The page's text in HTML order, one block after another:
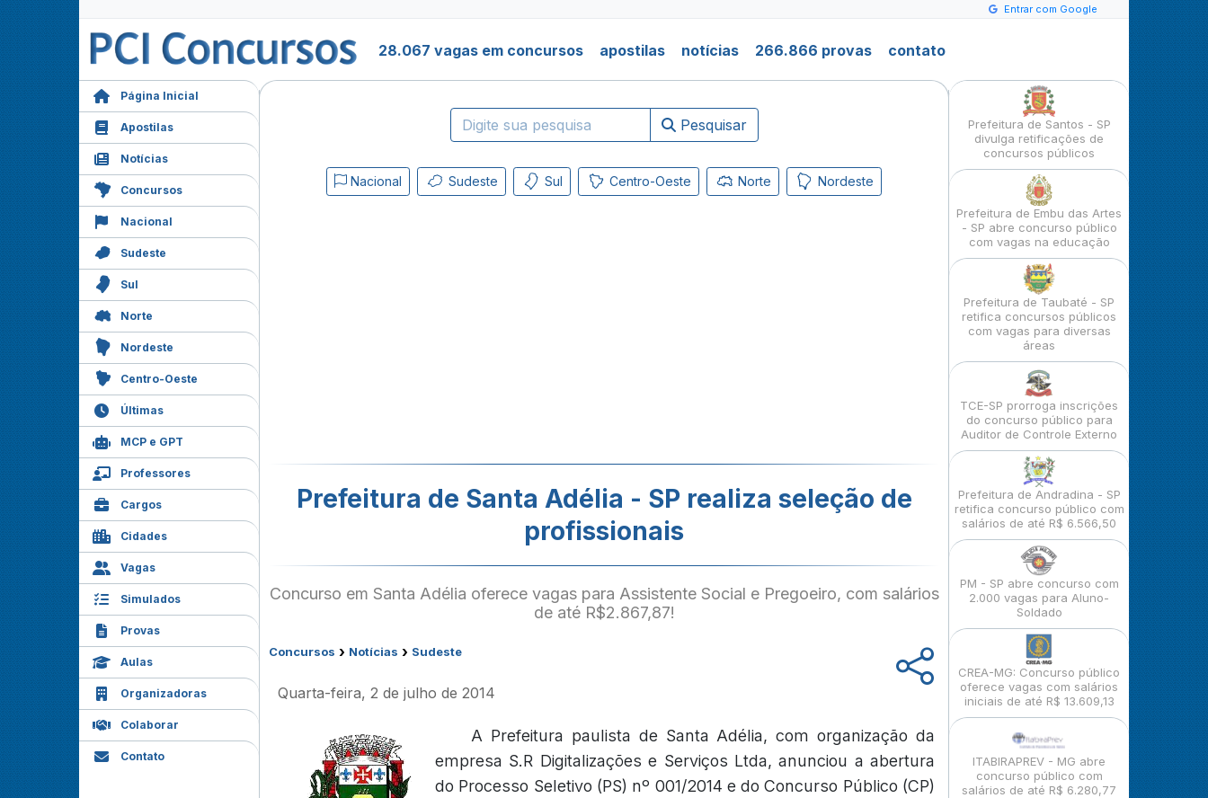
Entrar com Google
28.067 vagas em concursos apostilas notícias 266.866 provas contato
Página Inicial
Apostilas
Notícias
Concursos
Nacional
Sudeste
Sul
Norte
Nordeste
Centro-Oeste
Últimas
MCP e GPT
Professores
Cargos
Cidades
Vagas
Simulados
Provas
Aulas
Organizadoras
Colaborar
Contato
Pesquisar
Nacional Sudeste Sul Centro-Oeste Norte Nordeste
Prefeitura de Santa Adélia - SP realiza seleção de
profissionais
Concurso em Santa Adélia oferece vagas para Assistente Social e Pregoeiro, com salários
de até R$2.867,87!
Concursos › Notícias › Sudeste
Quarta-feira, 2 de julho de 2014
A Prefeitura paulista de Santa Adélia, com organização da
empresa S.R Digitalizações e Serviços Ltda, anunciou a abertura
do Processo Seletivo (PS) nº 001/2014 e do Concurso Público (CP)
Prefeitura de Santos - SP
divulga retificações de
concursos públicos
Prefeitura de Embu das Artes
- SP abre concurso público
com vagas na educação
Prefeitura de Taubaté - SP
retifica concursos públicos
com vagas para diversas
áreas
TCE-SP prorroga inscrições
do concurso público para
Auditor de Controle Externo
Prefeitura de Andradina - SP
retifica concurso público com
salários de até R$ 6.566,50
PM - SP abre concurso com
2.000 vagas para Aluno-
Soldado
CREA-MG: Concurso público
oferece vagas com salários
iniciais de até R$ 13.609,13
ITABIRAPREV - MG abre
concurso público com
salários de até R$ 6.280,77